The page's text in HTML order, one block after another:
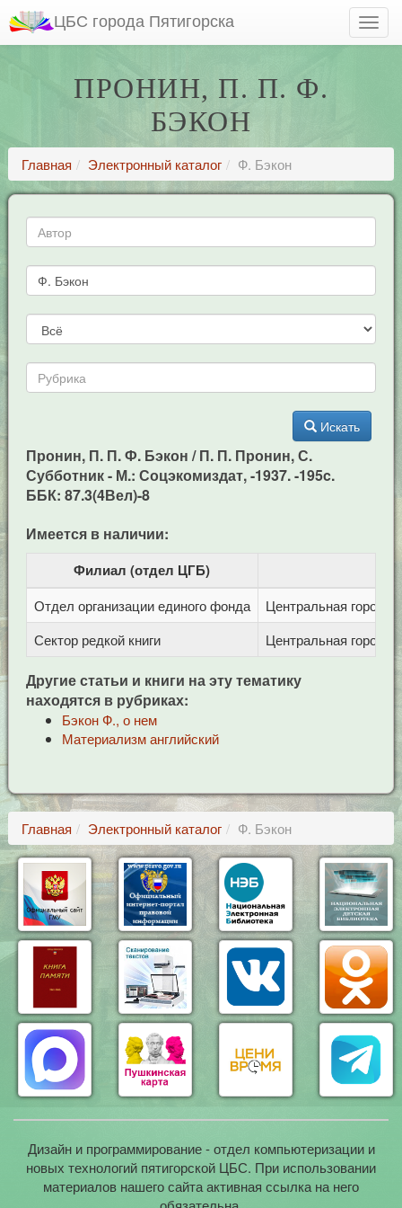
ЦБС города Пятигорска
ПРОНИН, П. П. Ф.
БЭКОН
Главная Электронный каталог Ф. Бэкон
Искать
Пронин, П. П. Ф. Бэкон / П. П. Пронин, С.
Субботник - М.: Соцэкомиздат, -1937. -195c.
ББК: 87.3(4Вел)-8
Имеется в наличии:
Филиал (отдел ЦГБ)
Отдел организации единого фонда
Центральная
Сектор редкой книги
Центральная
Другие статьи и книги на эту тематику
находятся в рубриках:
Бэкон Ф., о нем
Материализм английский
Главная Электронный каталог Ф. Бэкон
Дизайн и программирование - отдел компьютеризации и
новых технологий пятигорской ЦБС. При использовании
материалов нашего сайта активная ссылка на него